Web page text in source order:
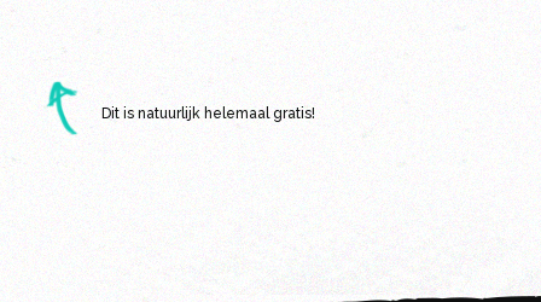
Dit is natuurlijk helemaal gratis!